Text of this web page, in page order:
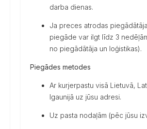
darba dienas.
Ja preces atrodas
piegāde var ilgt līdz 3
no piegādātāja un loģistikas).
Piegādes metodes
Ar kurjerpastu visā Lietuvā,
Igaunijā uz jūsu adresi.
Uz pasta nodaļām (pēc jūsu